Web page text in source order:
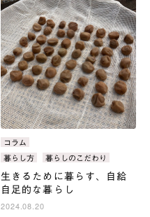
カ
テ
ゴ
リ：
コラム
タ
暮らし方 暮らしのこだわり
生きるために暮らす、自給
自足的な暮らし
2024.08.20